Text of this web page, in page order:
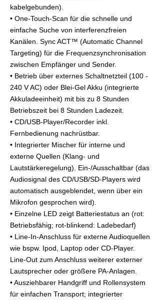
kabelgebunden).
• One-Touch-Scan für die schnelle und
einfache Suche von interferenzfreien
Kanälen. Sync ACT™ (Automatic Channel
Targeting) für die Frequenzsynchronisation
zwischen Empfänger und Sender.
• Betrieb über externes Schaltnetzteil (100 -
240 V AC) oder Blei-Gel Akku (integrierte
Akkuladeeinheit) mit bis zu 8 Stunden
Betriebszeit bei 8 Stunden Ladezeit.
• CD/USB-Player/Recorder inkl.
Fernbedienung nachrüstbar.
• Integrierter Mischer für interne und
externe Quellen (Klang- und
Lautstärkeregelung). Ein-/Ausschaltbar (das
Audiosignal des CD/USB/SD-Players wird
automatisch ausgeblendet, wenn über ein
Mikrofon gesprochen wird).
• Einzelne LED zeigt Batteriestatus an (rot:
Betriebsfähig; rot-blinkend: Ladebedarf)
• Line-In-Anschluss für externe Audioquellen
wie bspw. Ipod, Laptop oder CD-Player.
Line-Out zum Anschluss weiterer externer
Lautsprecher oder größere PA-Anlagen.
• Ausziehbarer Handgriff und Rollensystem
für einfachen Transport; integrierter